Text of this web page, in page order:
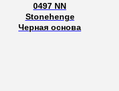
0497 NN
Stonehenge
Черная основа